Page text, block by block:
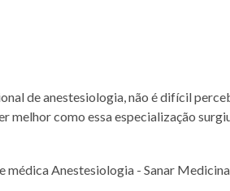
de anestesiologia, não é difícil
melhor como essa especialização